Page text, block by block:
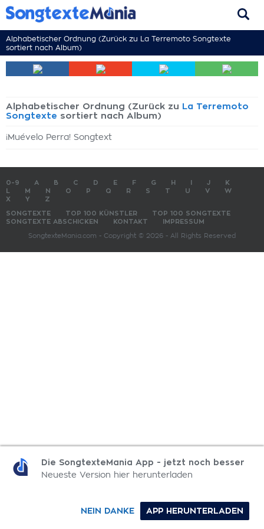
Alphabetischer Ordnung (Zurück zu
La Terremoto Songtexte
sortiert nach Album)
Alphabetischer Ordnung (Zurück zu La Terremoto
Songtexte sortiert nach Album)
¡Muévelo Perra! Songtext
0-9 A B C D E F G H J
K
M N O P Q R S T U V
W
X
Y Z
SONGTEXTE TOP 100 KÜNSTLER
TOP 100 SONGTEXTE
SONGTEXTE ABSCHICKEN
KONTAKT IMPRESSUM
SongtexteMania.com - Copyright © 2026 - All Rights Reserved
Die SongtexteMania App - jetzt noch besser
Neueste Version hier herunterladen
APP HERUNTERLADEN
NEIN DANKE